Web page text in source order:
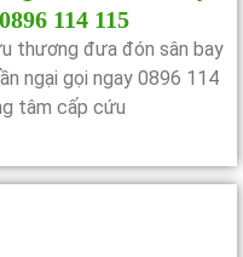
114 115
thương đưa đón sân bay
ngại gọi ngay 0896 114
tâm cấp cứu